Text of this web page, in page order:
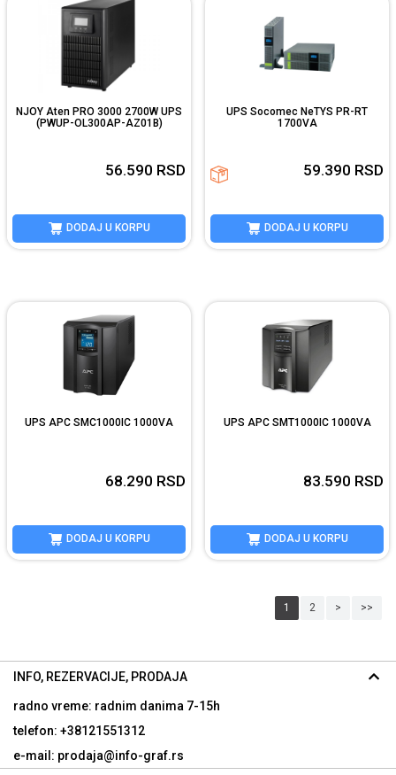
NJOY Aten PRO 3000 2700W UPS
(PWUP-OL300AP-AZ01B)
56.590 RSD
DODAJ U KORPU
UPS Socomec NeTYS PR-RT
1700VA
59.390 RSD
DODAJ U KORPU
UPS APC SMC1000IC 1000VA
68.290 RSD
DODAJ U KORPU
UPS APC SMT1000IC 1000VA
83.590 RSD
DODAJ U KORPU
1 2 > >>
INFO, REZERVACIJE, PRODAJA
radno vreme: radnim danima 7-15h
telefon: +38121551312
e-mail: prodaja@info-graf.rs